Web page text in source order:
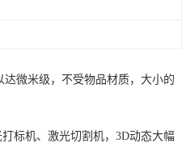
微米级，不受物品材质，大小的
标机、激光切割机，3D动态大幅